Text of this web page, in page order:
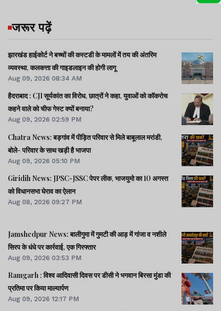
जरूर पढ़ें
झारखंड हाईकोर्ट ने बच्चों की कस्टडी के मामलों में तय की अंतरिम
व्यवस्था, कलकत्ता की गाइडलाइन की होगी लागू
Aug 09, 2026 08:34 AM
हैदराबाद : CJI सूर्यकांत का विरोध, छात्रों ने कहा, युवाओं को कॉकरोच
कहने वाले को चीफ गेस्ट क्यों बनाया?
Aug 09, 2026 02:59 PM
Chatra News: बड़गांव में पीड़ित परिवार से मिले बाबूलाल मरांडी,
बोले- परिवार के साथ खड़ी है भाजपा
Aug 09, 2026 05:10 PM
Giridih News: JPSC-JSSC पेपर लीक, भाजयुमो का 10 अगस्त
को विधानसभा घेराव का ऐलान
Aug 08, 2026 09:27 PM
Jamshedpur News: बालीगुमा में गुमटी की आड़ में गांजा व नशीले
सिरप के धंधे पर कार्रवाई, एक गिरफ्तार
Aug 09, 2026 03:53 PM
Ramgarh : विश्व आदिवासी दिवस पर डीसी ने भगवान बिरसा मुंडा की
प्रतिमा पर किया माल्यार्पण
Aug 09, 2026 12:17 PM